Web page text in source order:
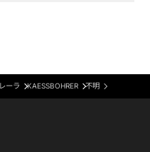
ーラ KAESSBOHRER 不明